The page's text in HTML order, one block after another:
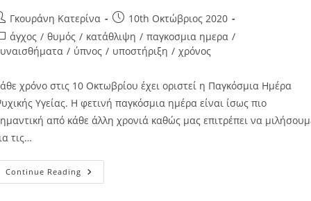
Γκουράνη Κατερίνα
10th Οκτώβριος 2020
άγχος / θυμός / κατάθλιψη / παγκοσμια ημερα /
/ ύπνος / υποστήριξη / χρόνος
χρόνο στις 10 Οκτωβρίου έχει οριστεί η Παγκόσμια Ημέρα
Υγείας. Η φετινή παγκόσμια ημέρα είναι ίσως πιο
από κάθε άλλη χρονιά καθώς μας επιτρέπει να
τις…
Continue Reading